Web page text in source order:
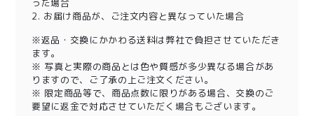
った場合
2. お届け商品が、ご注文内容と異なっていた場合
※返品・交換にかかわる送料は弊社で負担させていただき
ます。
※ 写真と実際の商品とは色や質感が多少異なる場合があ
りますので、ご了承の上ご注文ください。
※ 限定商品等で、商品点数に限りがある場合、交換のご
要望に返金で対応させていただく場合もございます。